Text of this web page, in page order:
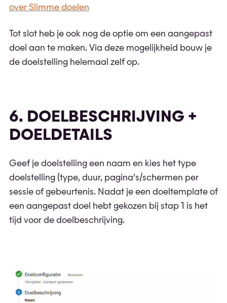
over Slimme doelen
Tot slot heb je ook nog de optie om een aangepast
doel aan te maken. Via deze mogelijkheid bouw je
de doelstelling helemaal zelf op.
6. DOELBESCHRIJVING +
DOELDETAILS
Geef je doelstelling een naam en kies het type
doelstelling (type, duur, pagina’s/schermen per
sessie of gebeurtenis. Nadat je een doeltemplate of
een aangepast doel hebt gekozen bij stap 1 is het
tijd voor de doelbeschrijving.